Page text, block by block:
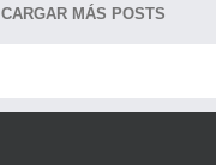
CARGAR MÁS POSTS